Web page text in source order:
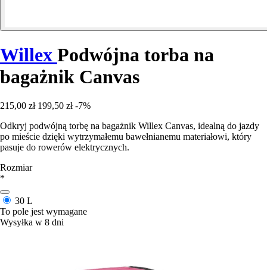
Willex Podwójna torba na
bagażnik Canvas
215,00 zł 199,50 zł -7%
Odkryj podwójną torbę na bagażnik Willex Canvas, idealną do jazdy
po mieście dzięki wytrzymałemu bawełnianemu materiałowi, który
pasuje do rowerów elektrycznych.
Rozmiar
*
30 L
To pole jest wymagane
Wysyłka w 8 dni